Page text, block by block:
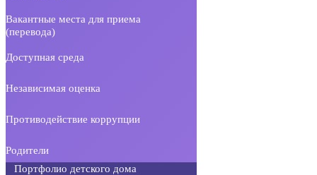
Вакантные места для приема
(перевода)
Доступная среда
Независимая оценка
Противодействие коррупции
Родители
Портфолио детского дома